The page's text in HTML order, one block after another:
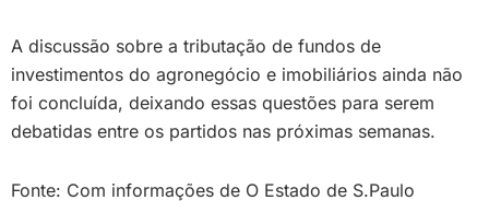
A discussão sobre a tributação de fundos de
investimentos do agronegócio e imobiliários ainda não
foi concluída, deixando essas questões para serem
debatidas entre os partidos nas próximas semanas.
Fonte: Com informações de O Estado de S.Paulo